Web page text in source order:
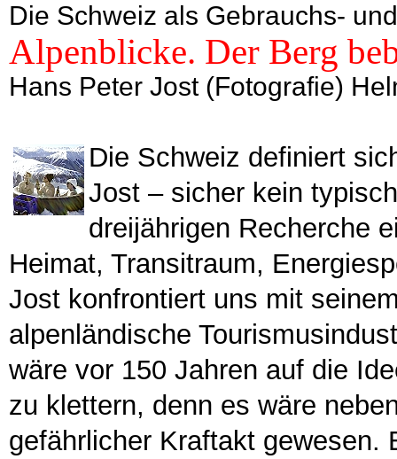
Die Schweiz als Gebrauchs-
Alpenblicke. Der Berg
Hans Peter Jost (Fotografie)
Die Schweiz definiert
Jost – sicher kein
dreijährigen Recherche
Heimat, Transitraum,
Jost konfrontiert uns mit
alpenländische
wäre vor 150 Jahren auf die
zu klettern, denn es wäre
gefährlicher Kraftakt gewesen.